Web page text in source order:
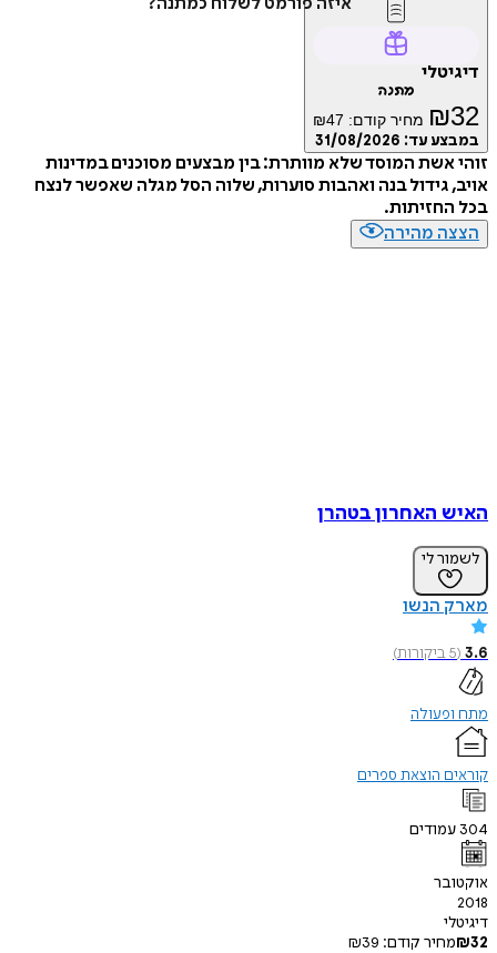
₪ מחיר קודם: ₪47
עד:31/08/2026
אשת המוסד שלא מוותרת: בין מבצעים מסוכנים במדינות
גידול בנה ואהבות סוערות, שלוה הסל מגלה שאפשר לנצח
מהירה
האחרון בטהרן
לי
הנשו
ביקורות)
הוצאת ספרים
קודם:
₪39